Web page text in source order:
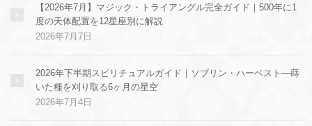
【2026年7月】マジック・トライアングル完全ガイド｜500年に1
度の天体配置を12星座別に解説
2026年7月7日
2026年下半期スピリチュアルガイド｜ソブリン・ハーベスト—蒔
いた種を刈り取る6ヶ月の星空
2026年7月4日